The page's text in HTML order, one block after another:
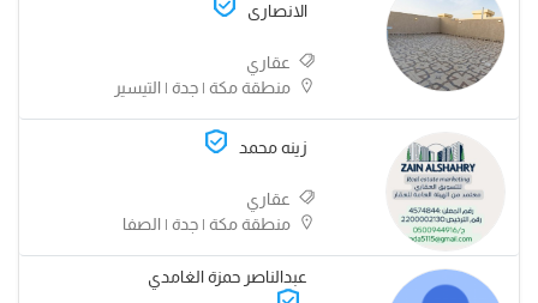
الانصارى
عقاري
منطقة مكة | جدة | التيسير
زينه محمد
عقاري
منطقة مكة | جدة | الصفا
عبدالناصر حمزة الغامدي